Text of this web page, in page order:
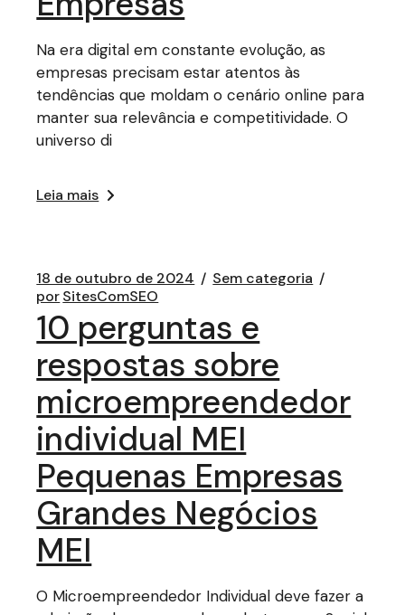
Na era digital em constante evolução, as
empresas precisam estar atentos às
tendências que moldam o cenário online para
manter sua relevância e competitividade. O
universo di
Leia mais
18 de outubro de 2024
Sem categoria
porSitesComSEO
10 perguntas e
respostas sobre
microempreendedor
individual MEI
Pequenas Empresas
Grandes Negócios
MEI
O Microempreendedor Individual deve fazer a